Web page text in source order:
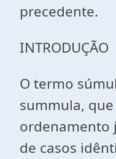
precedente.
INTRODUÇÃO
O termo
summula,
ordenamento
de casos